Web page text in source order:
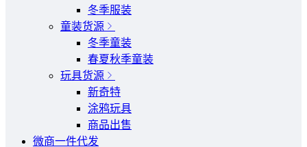
冬季服装
童装货源
冬季童装
春夏秋季童装
玩具货源
新奇特
涂鸦玩具
商品出售
微商一件代发